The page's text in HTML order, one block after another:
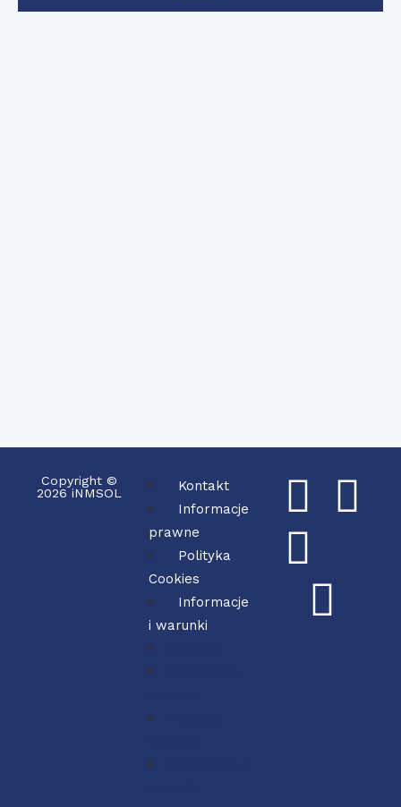
Copyright ©
2026 iNMSOL
Kontakt
Informacje
prawne
Polityka
Cookies
Informacje
i warunki